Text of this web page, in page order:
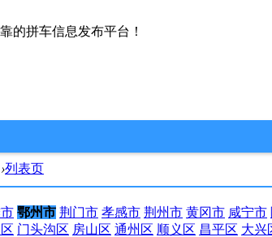
的拼车信息发布平台！
›列表页
鄂州市 荆门市 孝感市 荆州市 黄冈市 咸宁市
门头沟区 房山区 通州区 顺义区 昌平区 大兴